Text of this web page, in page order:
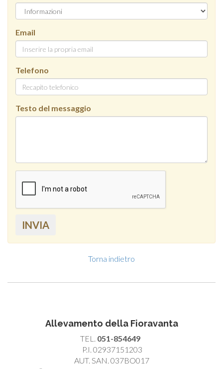
Email
Telefono
Testo del messaggio
INVIA
Torna indietro
Allevamento della Fioravanta
TEL. 051-854649
P.I. 02937151203
AUT. SAN. 037BO017